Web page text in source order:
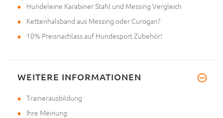
Hundeleine Karabiner Stahl und Messing Vergleich
Kettenhalsband aus Messing oder Curogan?
10% Preisnachlass auf Hundesport Zubehör!
WEITERE INFORMATIONEN
Trainerausbildung
Ihre Meinung